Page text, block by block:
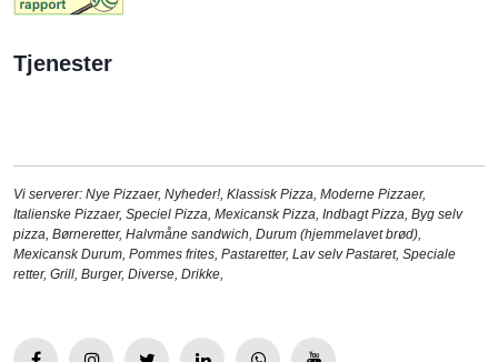
Tjenester
Vi serverer: Nye Pizzaer, Nyheder!, Klassisk Pizza, Moderne Pizzaer,
Italienske Pizzaer, Speciel Pizza, Mexicansk Pizza, Indbagt Pizza, Byg selv
pizza, Børneretter, Halvmåne sandwich, Durum (hjemmelavet brød),
Mexicansk Durum, Pommes frites, Pastaretter, Lav selv Pastaret, Speciale
retter, Grill, Burger, Diverse, Drikke,